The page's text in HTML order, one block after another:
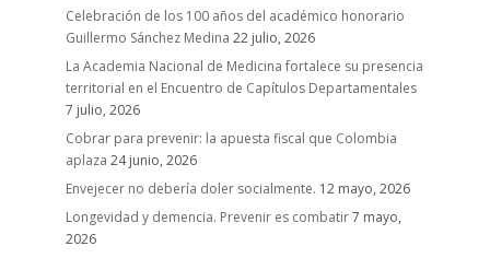
Celebración de los 100 años del académico honorario
Guillermo Sánchez Medina 22 julio, 2026
La Academia Nacional de Medicina fortalece su presencia
territorial en el Encuentro de Capítulos Departamentales
7 julio, 2026
Cobrar para prevenir: la apuesta fiscal que Colombia
aplaza 24 junio, 2026
Envejecer no debería doler socialmente. 12 mayo, 2026
Longevidad y demencia. Prevenir es combatir7 mayo,
2026